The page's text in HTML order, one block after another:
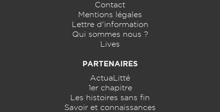
Contact
Mentions légales
Lettre d'information
Qui sommes nous ?
Lives
PARTENAIRES
ActuaLitté
1er chapitre
Les histoires sans fin
Savoir et connaissances